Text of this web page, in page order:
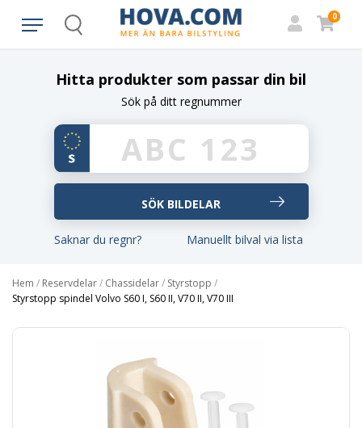
Search
0
Hitta produkter som passar din bil
Sök på ditt regnummer
Saknar du regnr? Manuellt bilval via lista
Hem / Reservdelar/ Chassidelar/ Styrstopp /
Styrstopp spindel Volvo S60 I, S60 II, V70 II, V70 III